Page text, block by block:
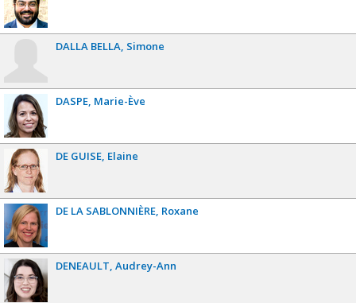
DALLA BELLA Simone
DASPE Marie-Ève
DE GUISE Elaine
DE LA SABLONNIÈRE Roxane
DENEAULT Audrey-Ann